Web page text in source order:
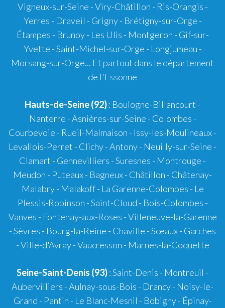
Vigneux-sur-Seine - Viry-Châtillon - Ris-Orangis -
Yerres - Draveil - Grigny - Brétigny-sur-Orge -
Étampes - Brunoy - Les Ulis - Montgeron - Gif-sur-
Yvette - Saint-Michel-sur-Orge - Longjumeau -
Morsang-sur-Orge... Et partout dans le département
de l'Essonne
Hauts-de-Seine (92): Boulogne-Billancourt -
Nanterre - Asnières-sur-Seine - Colombes -
Courbevoie - Rueil-Malmaison - Issy-les-Moulineaux -
Levallois-Perret - Clichy - Antony - Neuilly-sur-Seine -
Clamart - Gennevilliers - Suresnes - Montrouge -
Meudon - Puteaux - Bagneux - Châtillon - Châtenay-
Malabry - Malakoff - La Garenne-Colombes - Le
Plessis-Robinson - Saint-Cloud - Bois-Colombes -
Vanves - Fontenay-aux-Roses - Villeneuve-la-Garenne
- Sèvres - Bourg-la-Reine - Chaville - Sceaux - Garches
- Ville-d'Avray - Vaucresson - Marnes-la-Coquette
Seine-Saint-Denis (93): Saint-Denis - Montreuil -
Aubervilliers - Aulnay-sous-Bois - Drancy - Noisy-le-
Grand - Pantin - Le Blanc-Mesnil - Bobigny - Épinay-